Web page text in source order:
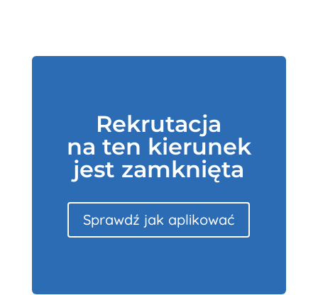
Rekrutacja
na ten kierunek
jest zamknięta
Sprawdź jak aplikować